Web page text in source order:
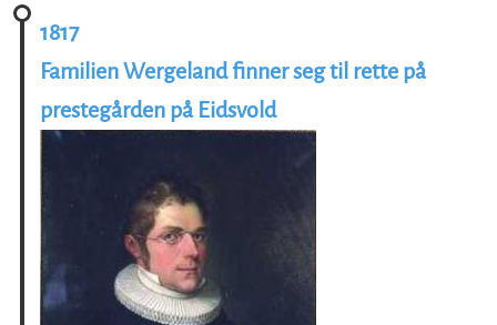
1817
Familien Wergeland finner seg til rette på
prestegården på Eidsvold